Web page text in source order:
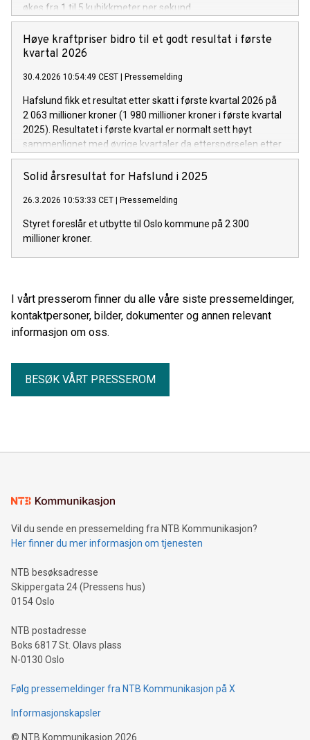
økes fra 1 til 5 kubikkmeter per sekund.
Høye kraftpriser bidro til et godt resultat i første
kvartal 2026
30.4.2026 10:54:49 CEST Pressemelding
Hafslund fikk et resultat etter skatt i første kvartal 2026 på
2 063 millioner kroner (1 980 millioner kroner i første kvartal
2025). Resultatet i første kvartal er normalt sett høyt
sammenlignet med øvrige kvartaler da etterspørselen etter
strøm, varme og overføringskapasitet er høy i
vintermånedene.
Solid årsresultat for Hafslund i 2025
26.3.2026 10:53:33 CET Pressemelding
Styret foreslår et utbytte til Oslo kommune på 2 300
millioner kroner.
I vårt presserom finner du alle våre siste pressemeldinger,
kontaktpersoner, bilder, dokumenter og annen relevant
informasjon om oss.
BESØK VÅRT PRESSEROM
Vil du sende en pressemelding fra NTB Kommunikasjon?
Her finner du mer informasjon om tjenesten
NTB besøksadresse
Skippergata 24 (Pressens hus)
0154 Oslo
NTB postadresse
Boks 6817 St. Olavs plass
N-0130 Oslo
Følg pressemeldinger fra NTB Kommunikasjon på X
Informasjonskapsler
© NTB Kommunikasjon 2026